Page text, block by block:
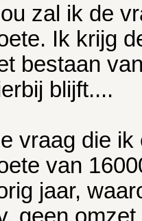
zal ik de
Ik krijg
bestaan
blijft....
vraag die
van
jaar,
geen